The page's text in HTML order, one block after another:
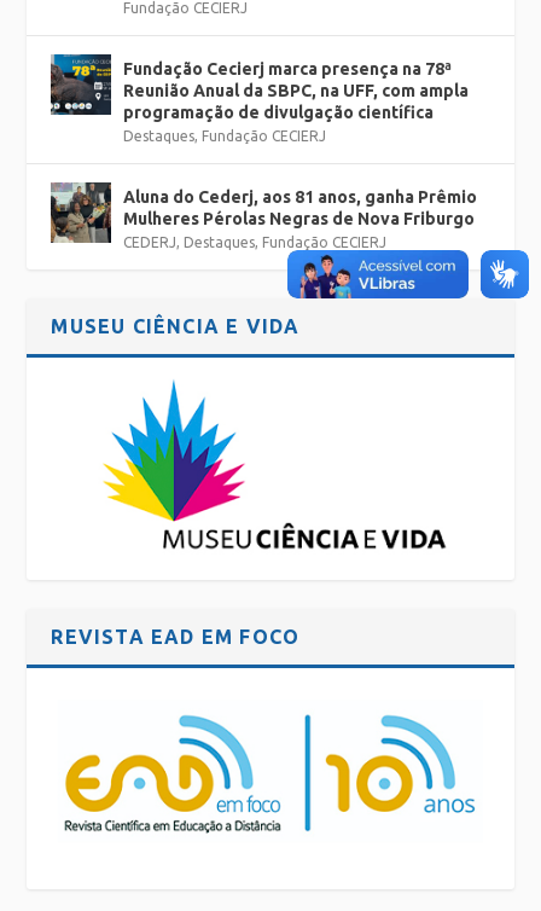
Fundação CECIERJ
Fundação Cecierj marca presença na 78ª
Reunião Anual da SBPC, na UFF, com ampla
programação de divulgação científica
Destaques, Fundação CECIERJ
Aluna do Cederj, aos 81 anos, ganha Prêmio
Mulheres Pérolas Negras de Nova Friburgo
CEDERJ, Destaques, Fundação CECIERJ
MUSEU CIÊNCIA E VIDA
REVISTA EAD EM FOCO